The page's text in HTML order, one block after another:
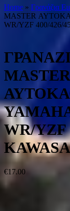
Home » Γρανάζια
MASTER
WR/YZF 400/426/
MASTER
WR/YZF
€17.00